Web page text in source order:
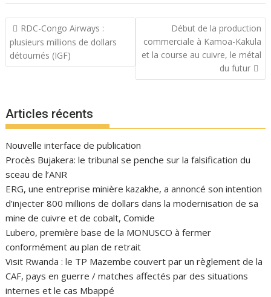
Navigation
de
l’article
RDC-Congo Airways :
plusieurs millions de dollars
détournés (IGF)
Début de la production
commerciale à Kamoa-Kakula
et la course au cuivre, le métal
du futur
Articles récents
Nouvelle interface de publication
Procès Bujakera: le tribunal se penche sur la falsification du
sceau de l’ANR
ERG, une entreprise minière kazakhe, a annoncé son intention
d’injecter 800 millions de dollars dans la modernisation de sa
mine de cuivre et de cobalt, Comide
Lubero, première base de la MONUSCO à fermer
conformément au plan de retrait
Visit Rwanda : le TP Mazembe couvert par un règlement de la
CAF, pays en guerre / matches affectés par des situations
internes et le cas Mbappé